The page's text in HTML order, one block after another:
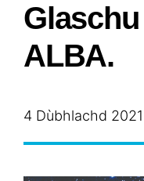
ALBA.
4 Dùbhlachd 2021